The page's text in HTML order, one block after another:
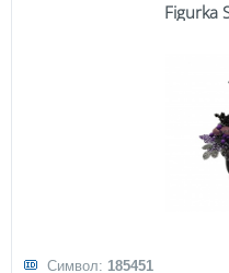
Figurka
Символ: 185451